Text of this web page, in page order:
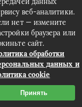
каждый день
Карта сайта
Контакты
веб-аналитики.
нет — измените
браузера или
сайт.
обработки
данных и
cookie
Принять